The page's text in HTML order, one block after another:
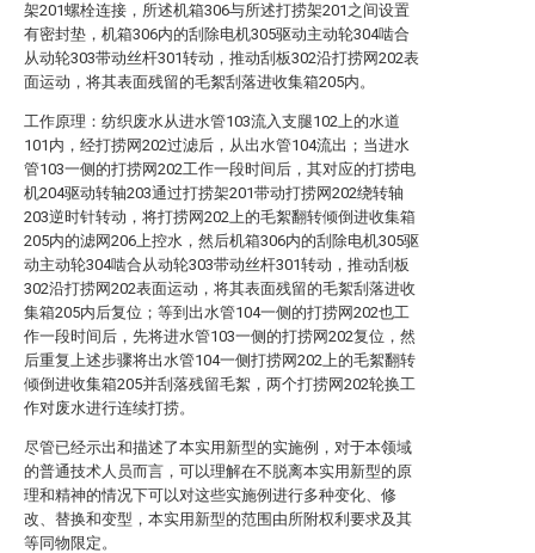
架201螺栓连接，所述机箱306与所述打捞架201之间设置
有密封垫，机箱306内的刮除电机305驱动主动轮304啮合
从动轮303带动丝杆301转动，推动刮板302沿打捞网202表
面运动，将其表面残留的毛絮刮落进收集箱205内。
工作原理：纺织废水从进水管103流入支腿102上的水道
101内，经打捞网202过滤后，从出水管104流出；当进水
管103一侧的打捞网202工作一段时间后，其对应的打捞电
机204驱动转轴203通过打捞架201带动打捞网202绕转轴
203逆时针转动，将打捞网202上的毛絮翻转倾倒进收集箱
205内的滤网206上控水，然后机箱306内的刮除电机305驱
动主动轮304啮合从动轮303带动丝杆301转动，推动刮板
302沿打捞网202表面运动，将其表面残留的毛絮刮落进收
集箱205内后复位；等到出水管104一侧的打捞网202也工
作一段时间后，先将进水管103一侧的打捞网202复位，然
后重复上述步骤将出水管104一侧打捞网202上的毛絮翻转
倾倒进收集箱205并刮落残留毛絮，两个打捞网202轮换工
作对废水进行连续打捞。
尽管已经示出和描述了本实用新型的实施例，对于本领域
的普通技术人员而言，可以理解在不脱离本实用新型的原
理和精神的情况下可以对这些实施例进行多种变化、修
改、替换和变型，本实用新型的范围由所附权利要求及其
等同物限定。